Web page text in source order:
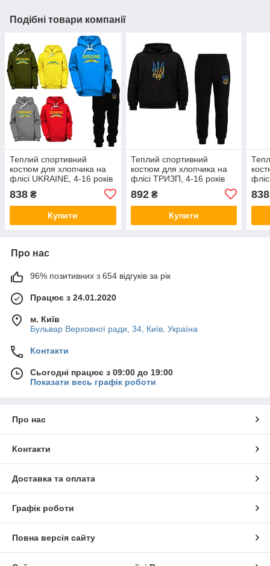
Подібні товари компанії
Теплий спортивний
костюм для хлопчика на
флісі UKRAINE, 4-16 років
838 ₴
Купити
Теплий спортивний
костюм для хлопчика на
флісі ТРИЗП, 4-16 років
892₴
Купити
838
Про нас
96% позитивних з 654 відгуків за рік
Працює з 24.01.2020
м. Київ
Бульвар Верховної ради, 34, Київ, Україна
Контакти
Сьогодні працює з 09:00 до 19:00
Показати весь графік роботи
Про нас
Контакти
Доставка та оплата
Графік роботи
Повна версія сайту